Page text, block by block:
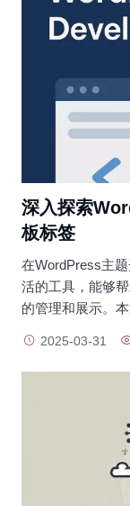
深入探索
板标签
在WordPress主
活的工具，能够
的管理和展示。
2025-03-31